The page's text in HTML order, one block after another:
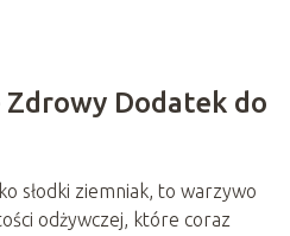
Dodatek do
słodki ziemniak, to warzywo
odżywczej, które coraz